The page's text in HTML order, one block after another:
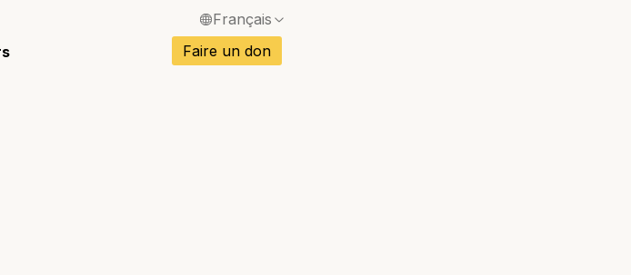
Français
English / Anglais
Faire un don